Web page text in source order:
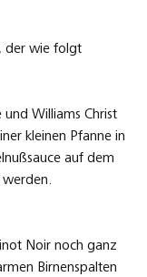
der wie folgt
und Williams Christ
kleinen Pfanne in
auf dem
werden.
Noir noch ganz
Birnenspalten